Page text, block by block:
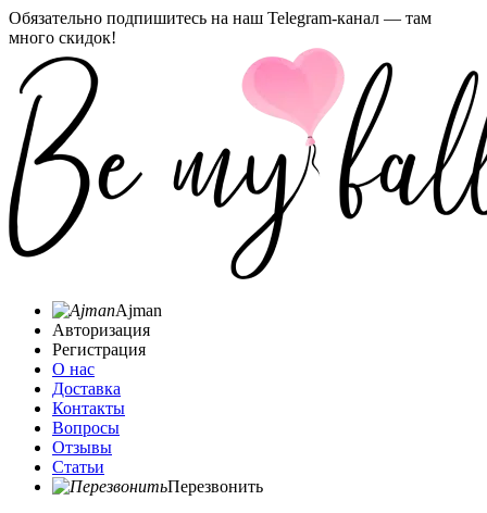
Обязательно подпишитесь на наш Telegram-канал — там
много скидок!
Ajman
Авторизация
Регистрация
О нас
Доставка
Контакты
Вопросы
Отзывы
Статьи
Перезвонить